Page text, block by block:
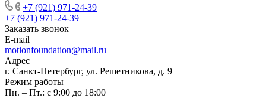
+7 (921) 971-24-39
+7 (921) 971-24-39
Заказать звонок
E-mail
motionfoundation@mail.ru
Адрес
г. Санкт-Петербург, ул. Решетникова, д. 9
Режим работы
Пн. – Пт.: с 9:00 до 18:00